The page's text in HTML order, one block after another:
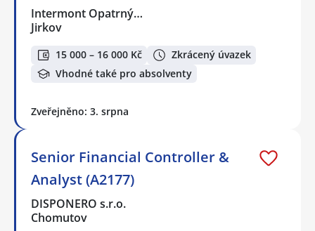
Intermont Opatrný…
Jirkov
15 000 – 16 000 Kč
Zkrácený úvazek
Vhodné také pro absolventy
Zveřejněno: 3. srpna
Senior Financial Controller &
Analyst (A2177)
DISPONERO s.r.o.
Chomutov